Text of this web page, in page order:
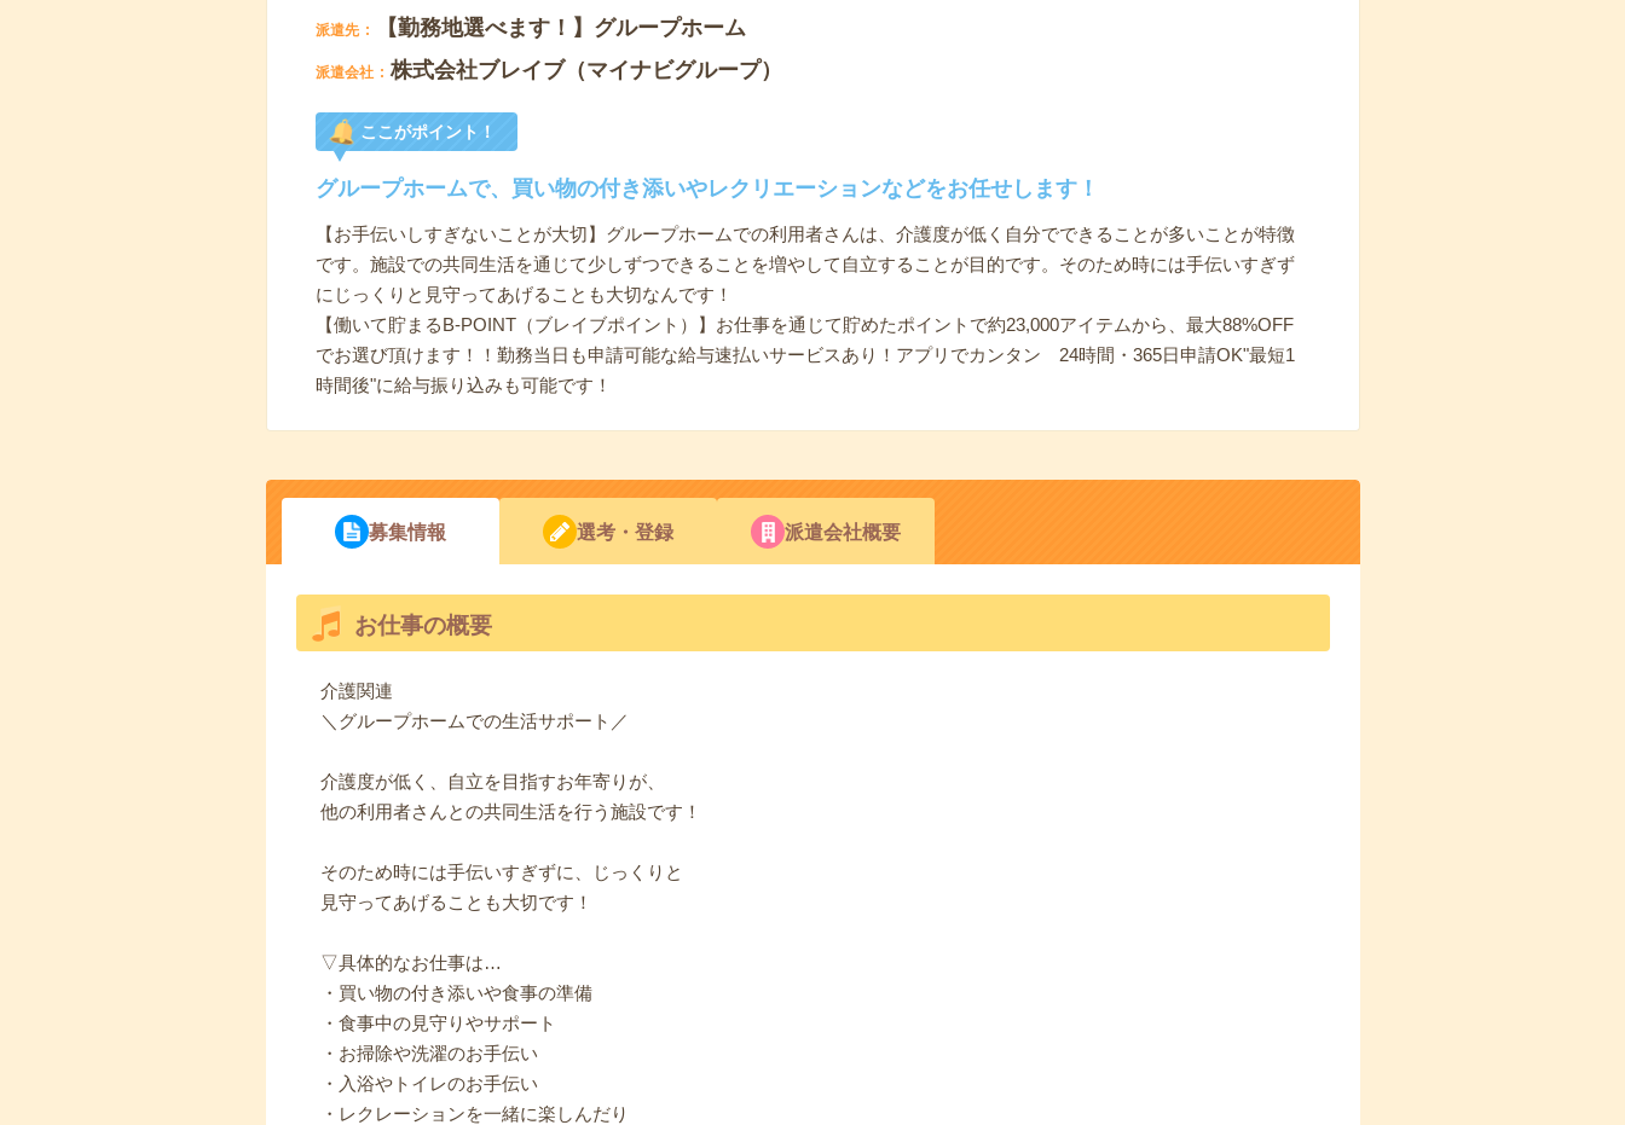
派遣先 【勤務地選べます！】グループホーム
派遣会社 株式会社ブレイブ（マイナビグループ）
ここがポイント！
グループホームで、買い物の付き添いやレクリエーションなどをお任せします！
【お手伝いしすぎないことが大切】グループホームでの利用者さんは、介護度が低く自分でできることが多いことが特徴
です。施設での共同生活を通じて少しずつできることを増やして自立することが目的です。そのため時には手伝いすぎず
にじっくりと見守ってあげることも大切なんです！
【働いて貯まるB-POINT（ブレイブポイント）】お仕事を通じて貯めたポイントで約23,000アイテムから、最大88%OFF
でお選び頂けます！！勤務当日も申請可能な給与速払いサービスあり！アプリでカンタン 24時間・365日申請OK"最短1
時間後"に給与振り込みも可能です！
募集情報 選考・登録 派遣会社概要
お仕事の概要
介護関連
＼グループホームでの生活サポート／
介護度が低く、自立を目指すお年寄りが、
他の利用者さんとの共同生活を行う施設です！
そのため時には手伝いすぎずに、じっくりと
見守ってあげることも大切です！
▽具体的なお仕事は…
・買い物の付き添いや食事の準備
・食事中の見守りやサポート
・お掃除や洗濯のお手伝い
・入浴やトイレのお手伝い
・レクレーションを一緒に楽しんだり